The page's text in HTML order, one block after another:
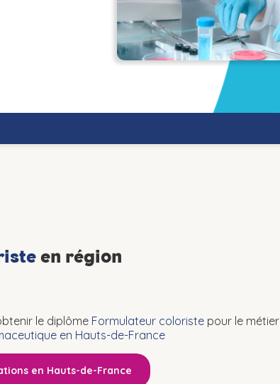
en région
le diplôme Formulateur coloriste pour le métier
en Hauts-de-France
en Hauts-de-France